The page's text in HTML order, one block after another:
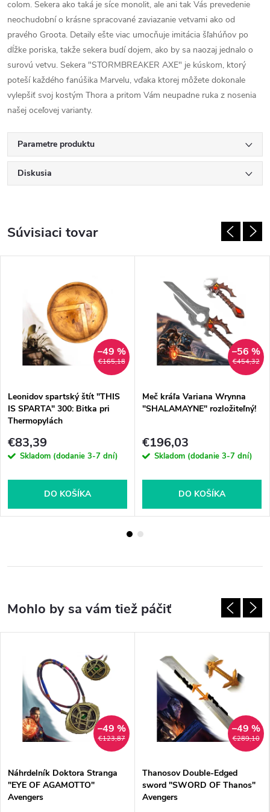
colom. Sekera ako taká je síce monolit, ale ani tak Vás prevedenie
neochudobní o krásne spracované zaviazanie vetvami ako od
pravého Groota. Detaily ešte viac umocňuje imitácia šľahúňov po
dĺžke poriska, takže sekera budí dojem, ako by sa naozaj jednalo o
surovú vetvu. Sekera "STORMBREAKER AXE" je kúskom, ktorý
poteší každého fanúšika Marvelu, vďaka ktorej môžete dokonale
vylepšiť svoj kostým Thora a pritom Vám neupadne ruka z nosenia
našej oceľovej varianty.
Parametre produktu
Diskusia
Súvisiaci tovar
€165,18
–49 %
Leonidov spartský štít "THIS
IS SPARTA" 300: Bitka pri
Thermopylách
€83,39
Skladom (dodanie 3-7 dní)
DO KOŠÍKA
€454,32
–56 %
Meč kráľa Variana Wrynna
"SHALAMAYNE" rozložiteľný!
€196,03
Skladom (dodanie 3-7 dní)
DO KOŠÍKA
€123,87
–49 %
Náhrdelník Doktora Stranga
"EYE OF AGAMOTTO"
Avengers
€289,10
–49 %
Thanosov Double-Edged
sword "SWORD OF Thanos"
Avengers